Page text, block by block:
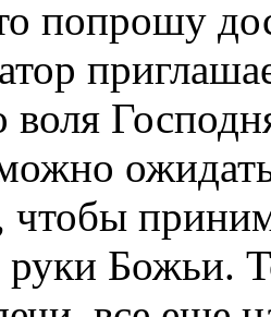
попрошу
воля
чтобы
руки Божьи.